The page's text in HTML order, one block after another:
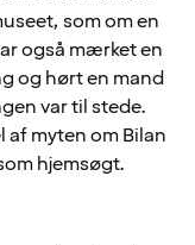
som om en
også mærket en
og hørt en mand
var til stede.
af myten om Bilan
hjemsøgt.